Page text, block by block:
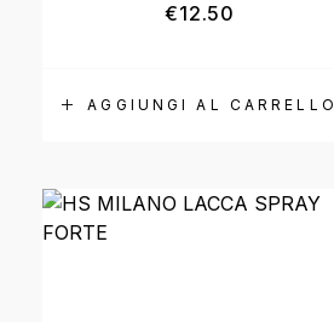
AGGIUNGI AL CARRELLO
€12.50